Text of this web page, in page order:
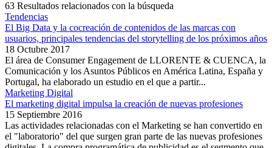
63 Resultados relacionados con la búsqueda
Tendencias
El Big Data y la cocreación de contenidos de las marcas con
usuarios, principales tendencias del storytelling de los próximos años
18 Octubre 2017
El área de Consumer Engagement de LLORENTE & CUENCA, la
Comunicación y los Asuntos Públicos en América Latina, España y
Portugal, ha elaborado un estudio en el que a partir...
Marketing Digital
El marketing digital impulsa la creación de nuevas profesiones
15 Septiembre 2016
Las actividades relacionadas con el Marketing se han convertido en
el "laboratorio" del que surgen gran parte de las nuevas profesiones